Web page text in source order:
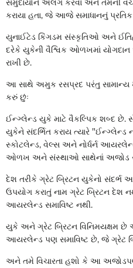
કરાયા હતા, જે આજે સમાધાનનું પ્રતિક
યુનાઈટેડ કિંગડમ સંસ્કૃતિઓ અને
દરેકે યુકેની વૈશ્વિક ઓળખમાં
રાખી છે.
આ સાથે અમુક રસપ્રદ પરંતુ સામાન્ય
કરું છુંઃ
ઈન્ગ્લેન્ડ યુકે માટે વૈકલ્પિક શબ્દ છે.
યુકેને સંદર્ભિત કરાય ત્યારે
સ્કોટલેન્ડ, વેલ્સ અને નોર્ધર્ન
ઓળખ અને સંસ્થાઓ સાથેનાં અજોડ
દેશ તરીકે ગ્રેટ બ્રિટન યુકેનો સંદર્ભ
ઉપયોગ કરાતું નામ ગ્રેટ બ્રિટન દેશ
આયરલેન્ડ સમાવિષ્ટ નથી.
યુકે અને ગ્રેટ બ્રિટન વિનિમયક્ષમ છે
આયરલેન્ડ પણ સમાવિષ્ટ છે, જે ગ્રેટ
અને તમે વિચારતા હશો કે આ